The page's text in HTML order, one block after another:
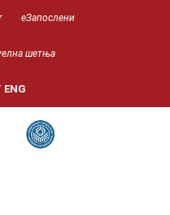
еЗапослени
шетња
ENG